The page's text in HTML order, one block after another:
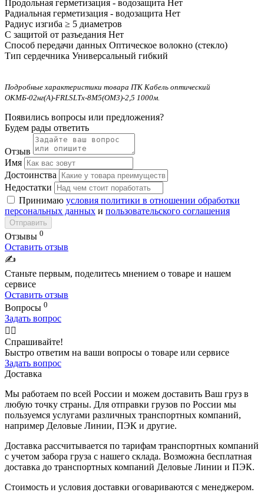
Продольная герметизация - водозащита Нет
Радиальная герметизация - водозащита Нет
Радиус изгиба ≥ 5 диаметров
С защитой от разъедания Нет
Способ передачи данных Оптическое волокно (стекло)
Тип сердечника Универсальный гибкий
Подробные характеристики товара ITK Кабель оптический
ОКМБ-02нг(А)-FRLSLTx-8М5(OM3)-2,5 1000м.
Появились вопросы или предложения?
Будем рады ответить
Отзыв
Имя
Достоинства
Недостатки
Принимаю условия политики в отношении обработки
персональных данных и пользовательского соглашения
Отправить
Отзывы 0
Оставить отзыв
✍️
Станьте первым, поделитесь мнением о товаре и нашем
сервисе
Оставить отзыв
Вопросы 0
Задать вопрос
🙋‍♂️
Спрашивайте!
Быстро ответим на ваши вопросы о товаре или сервисе
Задать вопрос
Доставка
Мы работаем по всей России и можем доставить Ваш груз в
любую точку страны. Для отправки грузов по России мы
пользуемся услугами различных транспортных компаний,
например Деловые Линии, ПЭК и другие.
Доставка рассчитывается по тарифам транспортных компаний
с учетом забора груза с нашего склада. Возможна бесплатная
доставка до транспортных компаний Деловые Линии и ПЭК.
Стоимость и условия доставки оговариваются с менеджером.